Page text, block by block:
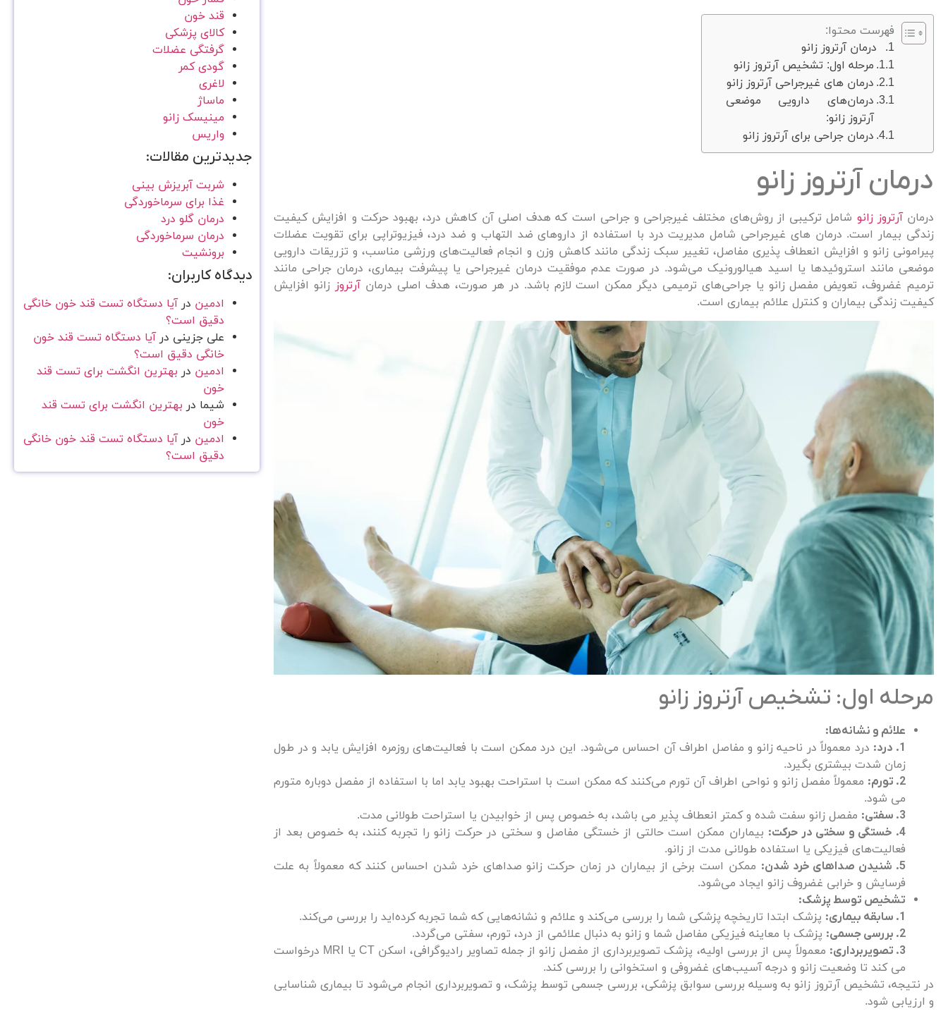
فهرست محتوا:
درمان آرتروز زانو
مرحله اول: تشخیص آرتروز زانو
درمان های غیرجراحی آرتروز زانو
درمان‌های دارویی موضعی
آرتروز زانو:
درمان جراحی برای آرتروز زانو
درمان آرتروز زانو
درمانآرتروز زانو شامل ترکیبی از روش‌های مختلف غیرجراحی و جراحی است که هدف اصلی آن کاهش درد، بهبود حرکت و افزایش کیفیت
زندگی بیمار است. درمان های غیرجراحی شامل مدیریت درد با استفاده از داروهای ضد التهاب و ضد درد، فیزیوتراپی برای تقویت عضلات
پیرامونی زانو و افزایش انعطاف پذیری مفاصل، تغییر سبک زندگی مانند کاهش وزن و انجام فعالیت‌های ورزشی مناسب، و تزریقات دارویی
موضعی مانند استروئیدها یا اسید هیالورونیک می‌شود. در صورت عدم موفقیت درمان غیرجراحی یا پیشرفت بیماری، درمان جراحی مانند
ترمیم غضروف، تعویض مفصل زانو یا جراحی‌های ترمیمی دیگر ممکن است لازم باشد. در هر صورت، هدف اصلی درمانآرتروز زانو افزایش
کیفیت زندگی بیماران و کنترل علائم بیماری است.
مرحله اول: تشخیص آرتروز زانو
علائم و نشانه‌ها:
1. درد:
درد معمولاً در ناحیه زانو و مفاصل اطراف آن احساس می‌شود. این درد ممکن است با فعالیت‌های روزمره افزایش یابد و در طول
زمان شدت بیشتری بگیرد.
2. تورم:
معمولاً مفصل زانو و نواحی اطراف آن تورم می‌کنند که ممکن است با استراحت بهبود یابد اما با استفاده از مفصل دوباره متورم
می شود.
3. سفتی: مفصل زانو سفت شده و کمتر انعطاف پذیر می باشد، به خصوص پس از خوابیدن یا استراحت طولانی مدت.
4. خستگی و سختی در حرکت:
بیماران ممکن است حالتی از خستگی مفاصل و سختی در حرکت زانو را تجربه کنند، به خصوص بعد از
فعالیت‌های فیزیکی یا استفاده طولانی مدت از زانو.
5. شنیدن صداهای خرد شدن:
ممکن است برخی از بیماران در زمان حرکت زانو صداهای خرد شدن احساس کنند که معمولاً به علت
فرسایش و خرابی غضروف زانو ایجاد می‌شود.
تشخیص توسط پزشک:
1. سابقه بیماری:
پزشک ابتدا تاریخچه پزشکی شما را بررسی می‌کند و علائم و نشانه‌هایی که شما تجربه کرده‌اید را بررسی می‌کند.
2. بررسی جسمی: پزشک با معاینه فیزیکی مفاصل شما و زانو به دنبال علائمی از درد، تورم، سفتی می‌گردد.
3. تصویربرداری:
معمولاً پس از بررسی اولیه، پزشک تصویربرداری از مفصل زانو از جمله تصاویر رادیوگرافی، اسکن CT یا MRI درخواست
می کند تا وضعیت زانو و درجه آسیب‌های غضروفی و استخوانی را بررسی کند.
در نتیجه، تشخیص آرتروز زانو به وسیله بررسی سوابق پزشکی، بررسی جسمی توسط پزشک، و تصویربرداری انجام می‌شود تا بیماری شناسایی
و ارزیابی شود.
قند خون
کالای پزشکی
گرفتگی عضلات
گودی کمر
لاغری
ماساژ
مینیسک زانو
واریس
جدیدترین مقالات:
شربت آبریزش بینی
غذا برای سرماخوردگی
درمان گلو درد
درمان سرماخوردگی
برونشیت
دیدگاه کاربران:
ادمین درآیا دستگاه تست قند خون خانگی
دقیق است؟
علی جزینی درآیا دستگاه تست قند خون
خانگی دقیق است؟
ادمین در بهترین انگشت برای تست قند
خون
شیما در بهترین انگشت برای تست قند
خون
ادمین درآیا دستگاه تست قند خون خانگی
دقیق است؟